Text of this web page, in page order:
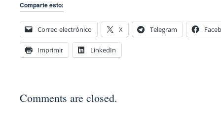
Comparte esto:
Correo electrónico X Telegram
Imprimir LinkedIn
Comments are closed.